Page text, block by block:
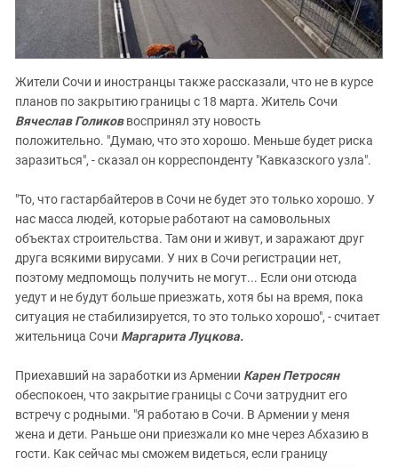
Жители Сочи и иностранцы также рассказали, что не в курсе
планов по закрытию границы с 18 марта. Житель Сочи
Вячеслав Голиковвоспринял эту новость
положительно. "Думаю, что это хорошо. Меньше будет риска
заразиться", - сказал он корреспонденту "Кавказского узла".
"То, что гастарбайтеров в Сочи не будет это только хорошо. У
нас масса людей, которые работают на самовольных
объектах строительства. Там они и живут, и заражают друг
друга всякими вирусами. У них в Сочи регистрации нет,
поэтому медпомощь получить не могут... Если они отсюда
уедут и не будут больше приезжать, хотя бы на время, пока
ситуация не стабилизируется, то это только хорошо", - считает
жительница Сочи Маргарита Луцкова.
Приехавший на заработки из Армении Карен Петросян
обеспокоен, что закрытие границы с Сочи затруднит его
встречу с родными. "Я работаю в Сочи. В Армении у меня
жена и дети. Раньше они приезжали ко мне через Абхазию в
гости. Как сейчас мы сможем видеться, если границу